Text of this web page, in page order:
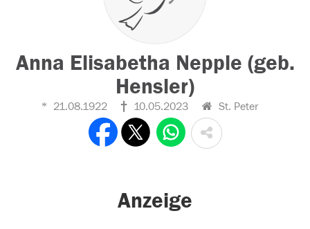
Anna Elisabetha Nepple (geb.
Hensler)
21.08.1922 10.05.2023 St. Peter
Anzeige